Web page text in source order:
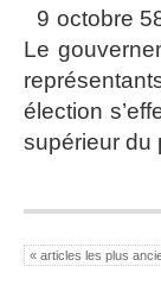
9 octobre
Le
élection
supérieur du
« articles les plus